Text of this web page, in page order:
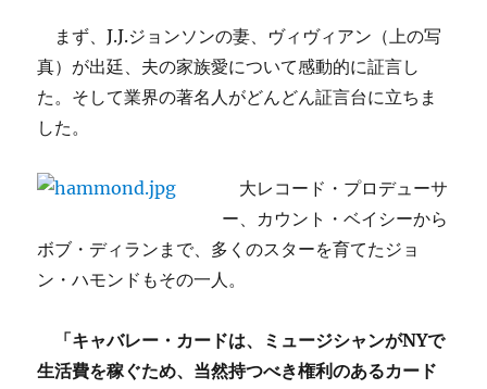
まず、J.J.ジョンソンの妻、ヴィヴィアン（上の写
真）が出廷、夫の家族愛について感動的に証言し
た。そして業界の著名人がどんどん証言台に立ちま
した。
大レコード・プロデューサ
ー、カウント・ベイシーから
ボブ・ディランまで、多くのスターを育てたジョ
ン・ハモンドもその一人。
「キャバレー・カードは、ミュージシャンがNYで
生活費を稼ぐため、当然持つべき権利のあるカード